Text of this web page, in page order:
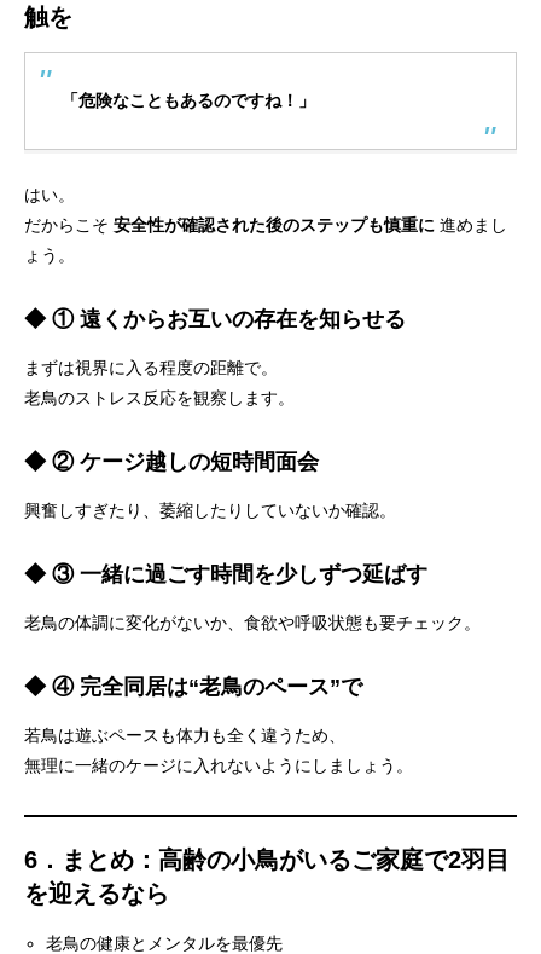
触を
「危険なこともあるのですね！」
はい。
だからこそ 安全性が確認された後のステップも慎重に 進めまし
ょう。
◆ ① 遠くからお互いの存在を知らせる
まずは視界に入る程度の距離で。
老鳥のストレス反応を観察します。
◆ ② ケージ越しの短時間面会
興奮しすぎたり、萎縮したりしていないか確認。
◆ ③ 一緒に過ごす時間を少しずつ延ばす
老鳥の体調に変化がないか、食欲や呼吸状態も要チェック。
◆ ④ 完全同居は“老鳥のペース”で
若鳥は遊ぶペースも体力も全く違うため、
無理に一緒のケージに入れないようにしましょう。
6．まとめ：高齢の小鳥がいるご家庭で2羽目
を迎えるなら
老鳥の健康とメンタルを最優先